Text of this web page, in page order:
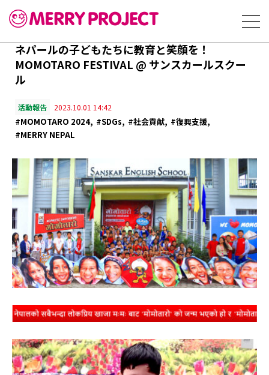
ネパールの子どもたちに教育と笑顔を！
MOMOTARO FESTIVAL @ サンスカールスクー
ル
活動報告 2023.10.01 14:42
#MOMOTARO 2024 #SDGs #社会貢献 #復興支援
#MERRY NEPAL